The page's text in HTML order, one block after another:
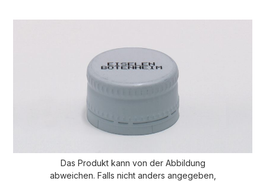
Das Produkt kann von der Abbildung
abweichen. Falls nicht anders angegeben,